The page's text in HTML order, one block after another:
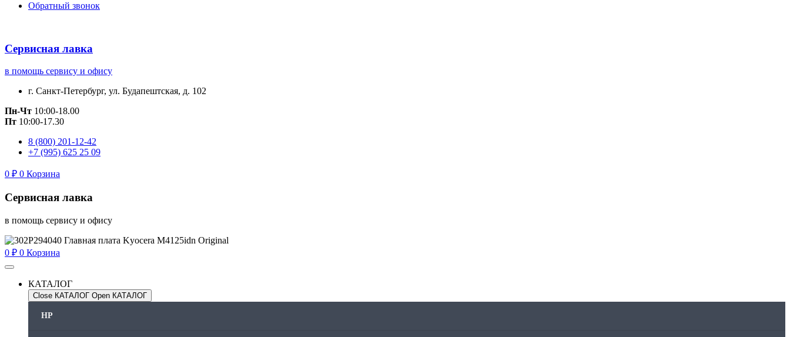
Обратный звонок
Сервисная лавка
в помощь сервису и офису
г. Санкт-Петербург, ул. Будапештская, д. 102
Пн-Чт 10:00-18.00
Пт 10:00-17.30
8 (800) 201-12-42
+7 (995) 625 25 09
0 ₽ 0 Корзина
Сервисная лавка
в помощь сервису и офису
0 ₽ 0 Корзина
КАТАЛОГ
Close КАТАЛОГ Open КАТАЛОГ
HP